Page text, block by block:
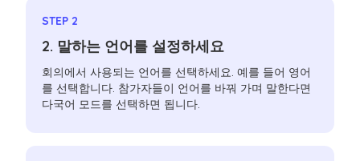
STEP 2
2. 말하는 언어를 설정하세요
회의에서 사용되는 언어를 선택하세요. 예를 들어 영어
를 선택합니다. 참가자들이 언어를 바꿔 가며 말한다면
다국어 모드를 선택하면 됩니다.